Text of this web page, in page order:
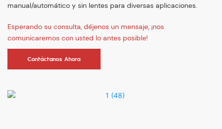
manual/automático y sin lentes para diversas aplicaciones.
Esperando su consulta, déjenos un mensaje, ¡nos
comunicaremos con usted lo antes posible!
Contáctanos Ahora